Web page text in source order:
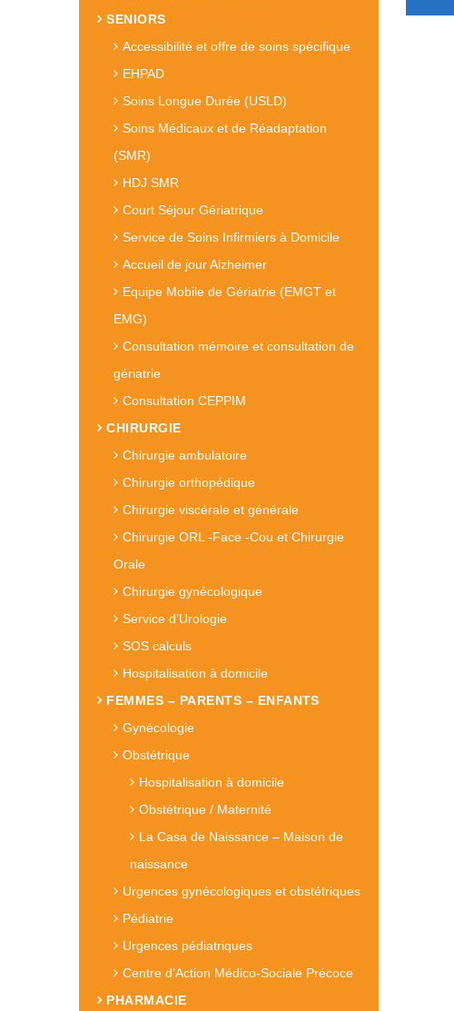
SENIORS
Accessibilité et offre de soins spécifique
EHPAD
Soins Longue Durée (USLD)
Soins Médicaux et de Réadaptation
(SMR)
HDJ SMR
Court Séjour Gériatrique
Service de Soins Infirmiers à Domicile
Accueil de jour Alzheimer
Equipe Mobile de Gériatrie (EMGT et
EMG)
Consultation mémoire et consultation de
gériatrie
Consultation CEPPIM
CHIRURGIE
Chirurgie ambulatoire
Chirurgie orthopédique
Chirurgie viscérale et générale
Chirurgie ORL -Face -Cou et Chirurgie
Orale
Chirurgie gynécologique
Service d’Urologie
SOS calculs
Hospitalisation à domicile
FEMMES – PARENTS – ENFANTS
Gynécologie
Obstétrique
Hospitalisation à domicile
Obstétrique / Maternité
La Casa de Naissance – Maison de
naissance
Urgences gynécologiques et obstétriques
Pédiatrie
Urgences pédiatriques
Centre d’Action Médico-Sociale Précoce
PHARMACIE